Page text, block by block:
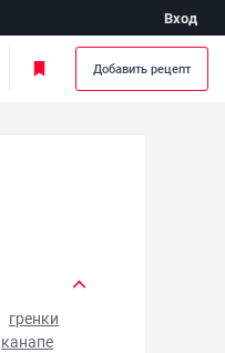
Вход
Добавить рецепт
гренки
канапе